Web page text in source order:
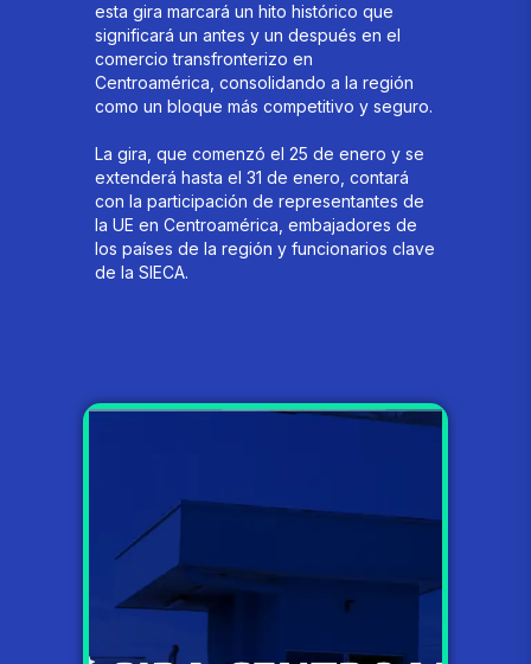
esta gira marcará un hito histórico que
significará un antes y un después en el
comercio transfronterizo en
Centroamérica, consolidando a la región
como un bloque más competitivo y seguro.
La gira, que comenzó el 25 de enero y se
extenderá hasta el 31 de enero, contará
con la participación de representantes de
la UE en Centroamérica, embajadores de
los países de la región y funcionarios clave
de la SIECA.